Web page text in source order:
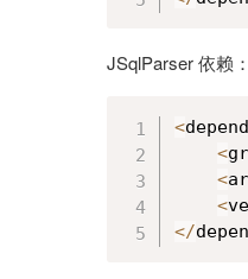
JSqlParser 依赖：
<
<
<
<
</